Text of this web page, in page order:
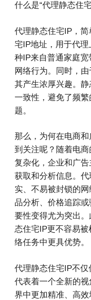
什么是“代理静态住
代理静态住宅IP，
宅IP地址，用于代
种IP来自普通家庭
网络行为。同时，
其产生浓厚兴趣。
一致性，避免了频
题。
那么，为何在电商
到关注呢？随着电
复杂化，企业和广
获取和分析信息。
实、不易被封锁的
品分析、价格追踪
要性变得尤为突出
态住宅IP更不容易
络任务中更具优势。
代理静态住宅IP不
代表着一个全新的
界中更加精准、高